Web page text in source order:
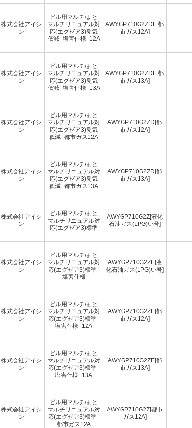
株式会社アイシ
ン
ビル用マルチ/まと
マルチリニュアル対
応(エグゼア3)臭気
低減_塩害仕様_12A
AWYGP710G2ZDE[都
市ガス12A]
株式会社アイシ
ン
ビル用マルチ/まと
マルチリニュアル対
応(エグゼア3)臭気
低減_塩害仕様_13A
AWYGP710G2ZDE[都
市ガス13A]
株式会社アイシ
ン
ビル用マルチ/まと
マルチリニュアル対
応(エグゼア3)臭気
低減_都市ガス12A
AWYGP710G2ZD[都
市ガス12A]
株式会社アイシ
ン
ビル用マルチ/まと
マルチリニュアル対
応(エグゼア3)臭気
低減_都市ガス13A
AWYGP710G2ZD[都
市ガス13A]
株式会社アイシ
ン
ビル用マルチ/まと
マルチリニュアル対
応(エグゼア3)標準
AWYGP710G2Z[液化
石油ガス(LPG)い号]
株式会社アイシ
ン
ビル用マルチ/まと
マルチリニュアル対
応(エグゼア3)標準_
塩害仕様
AWYGP710G2ZE[液
化石油ガス(LPG)い号]
株式会社アイシ
ン
ビル用マルチ/まと
マルチリニュアル対
応(エグゼア3)標準_
塩害仕様_12A
AWYGP710G2ZE[都
市ガス12A]
株式会社アイシ
ン
ビル用マルチ/まと
マルチリニュアル対
応(エグゼア3)標準_
塩害仕様_13A
AWYGP710G2ZE[都
市ガス13A]
株式会社アイシ
ン
ビル用マルチ/まと
マルチリニュアル対
応(エグゼア3)標準_
都市ガス12A
AWYGP710G2Z[都市
ガス12A]